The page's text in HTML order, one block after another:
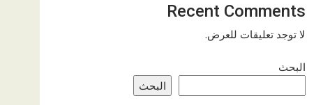
Recent Comments
لا توجد تعليقات للعرض.
البحث
البحث